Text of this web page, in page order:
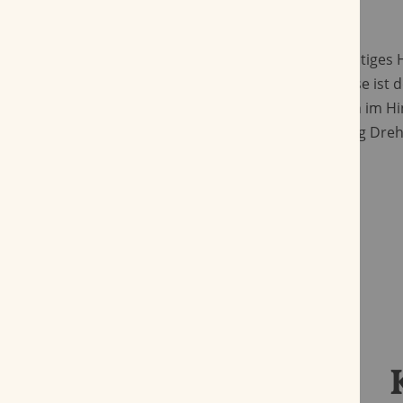
Der Ozona R-Type ist relativ mild. Sein
schon beim Öffnen der Dose auf. In der Nase ist
sehr fruchtig, seine Mentholfrische hält sich im
wird der Schnupftabak in der klassischen 5 g